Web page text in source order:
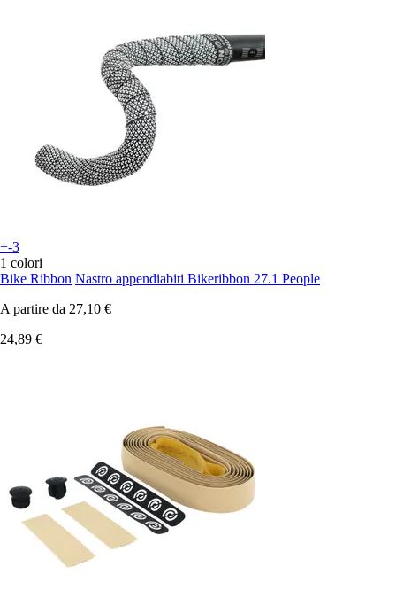
+-3
1 colori
Bike Ribbon Nastro appendiabiti Bikeribbon 27.1 People
A partire da 27,10 €
24,89 €